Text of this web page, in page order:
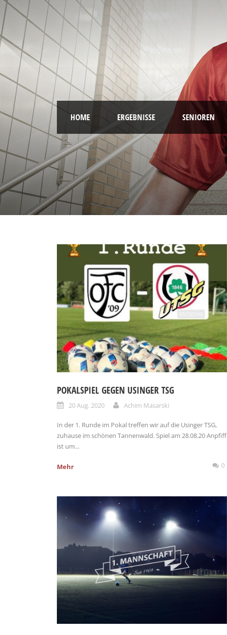
HOME ERGEBNISSE SENIOREN
POKALSPIEL GEGEN USINGER TSG
20 Aug. 2020 Achim Masarski
In der 1. Runde im Pokal treffen wir auf die Usinger TSG,
zuhause im schönen Tannenwald. Spiel am 28.08.20 Anpfiff
ist um...
Mehr 0